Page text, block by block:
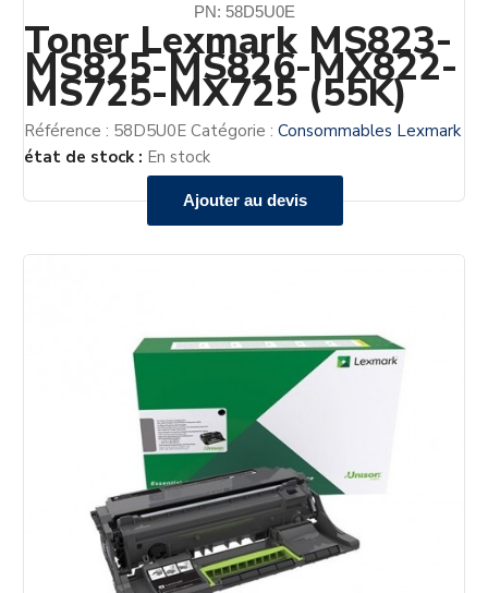
PN: 58D5U0E
Ajouter au devis
Toner Lexmark MS823-
MS825-MS826-MX822-
MS725-MX725 (55K)
Référence : 58D5U0E Catégorie :Consommables Lexmark
état de stock : En stock